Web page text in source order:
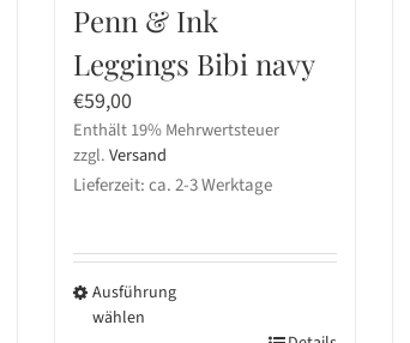
Penn & Ink
Leggings Bibi navy
€59,00
Enthält 19% Mehrwertsteuer
zzgl.Versand
Lieferzeit: ca. 2-3 Werktage
Ausführung
wählen